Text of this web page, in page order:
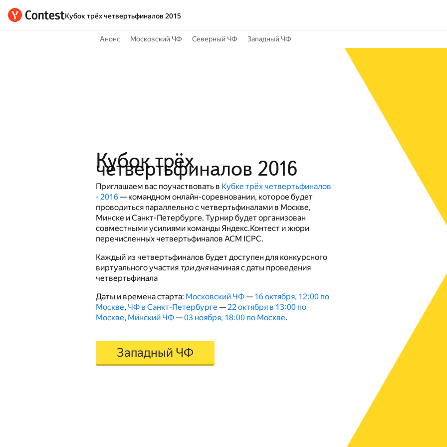
Кубок трёх четвертьфиналов 2015
Анонс Московский ЧФ Северный ЧФ Западный ЧФ
Кубок трёх
четвертьфиналов 2016
Приглашаем вас поучаствовать в Кубке трёх четвертьфиналов
- 2016 — командном онлайн-соревновании, которое будет
проводиться параллельно с четвертьфиналами в Москве,
Минске и Санкт-Петербурге. Турнир будет организован
совместными усилиями команды Яндекс.Контест и жюри
перечисленных четвертьфиналов ACM ICPC.
Каждый из четвертьфиналов будет доступен для конкурсного
виртуального участия три дняначиная с даты проведения
четвертьфинала
Даты и времена старта: Московский ЧФ — 16 октября, 12:00 по
Москве, ЧФ в Санкт-Петербурге —22 октября в 13:00 по
Москве, Минский ЧФ —03 ноября, 18:00 по Москве.
Западный ЧФ